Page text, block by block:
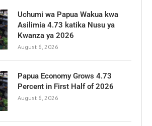
Uchumi wa Papua Wakua kwa
Asilimia 4.73 katika Nusu ya
Kwanza ya 2026
August 6, 2026
Papua Economy Grows 4.73
Percent in First Half of 2026
August 6, 2026